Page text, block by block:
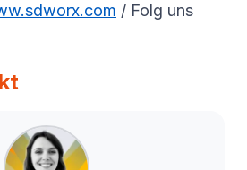
/ Folg uns